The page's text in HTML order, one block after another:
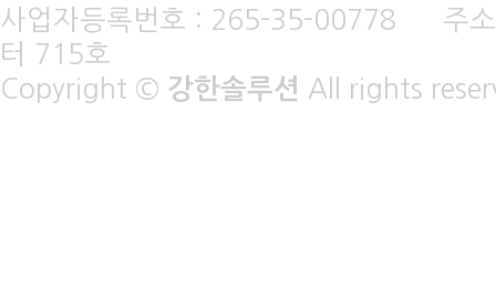
사업자등록번호 : 265-35-00778 주소
터 715호
Copyright © 강한솔루션 All rights